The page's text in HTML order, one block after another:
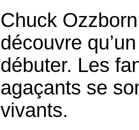
Chuck
découvre
débuter. Les
agaçants se
vivants.